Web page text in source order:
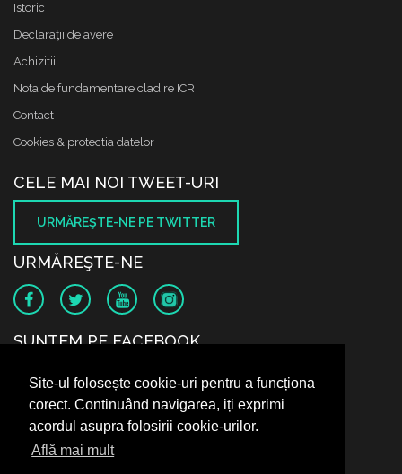
Site-ul folosește cookie-uri pentru a funcționa
corect. Continuând navigarea, iți exprimi
acordul asupra folosirii cookie-urilor.
Află mai mult
Istoric
Declaraţii de avere
Achizitii
Nota de fundamentare cladire ICR
Contact
Cookies & protectia datelor
CELE MAI NOI TWEET-URI
URMĂREŞTE-NE PE TWITTER
URMĂREŞTE-NE
SUNTEM PE FACEBOOK